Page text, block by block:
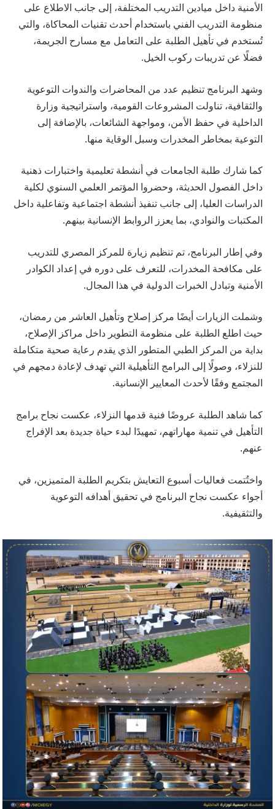
الأمنية داخل ميادين التدريب المختلفة، إلى جانب الاطلاع على
منظومة التدريب الفني باستخدام أحدث تقنيات المحاكاة، والتي
تُستخدم في تأهيل الطلبة على التعامل مع مسارح الجريمة،
فضلًا عن تدريبات ركوب الخيل.
وشهد البرنامج تنظيم عدد من المحاضرات والندوات التوعوية
والثقافية، تناولت المشروعات القومية، واستراتيجية وزارة
الداخلية في حفظ الأمن، ومواجهة الشائعات، بالإضافة إلى
التوعية بمخاطر المخدرات وسبل الوقاية منها.
كما شارك طلبة الجامعات في أنشطة تعليمية واختبارات ذهنية
داخل الفصول الحديثة، وحضروا المؤتمر العلمي السنوي لكلية
الدراسات العليا، إلى جانب تنفيذ أنشطة اجتماعية وتفاعلية داخل
المكتبات والنوادي، بما يعزز الروابط الإنسانية بينهم.
وفي إطار البرنامج، تم تنظيم زيارة للمركز المصري للتدريب
على مكافحة المخدرات، للتعرف على دوره في إعداد الكوادر
الأمنية وتبادل الخبرات الدولية في هذا المجال.
وشملت الزيارات أيضًا مركز إصلاح وتأهيل العاشر من رمضان،
حيث اطلع الطلبة على منظومة التطوير داخل مراكز الإصلاح،
بداية من المركز الطبي المتطور الذي يقدم رعاية صحية متكاملة
للنزلاء، وصولًا إلى البرامج التأهيلية التي تهدف لإعادة دمجهم في
المجتمع وفقًا لأحدث المعايير الإنسانية.
كما شاهد الطلبة عروضًا فنية قدمها النزلاء، عكست نجاح برامج
التأهيل في تنمية مهاراتهم، تمهيدًا لبدء حياة جديدة بعد الإفراج
عنهم.
واختُتمت فعاليات أسبوع التعايش بتكريم الطلبة المتميزين، في
أجواء عكست نجاح البرنامج في تحقيق أهدافه التوعوية
والتثقيفية.